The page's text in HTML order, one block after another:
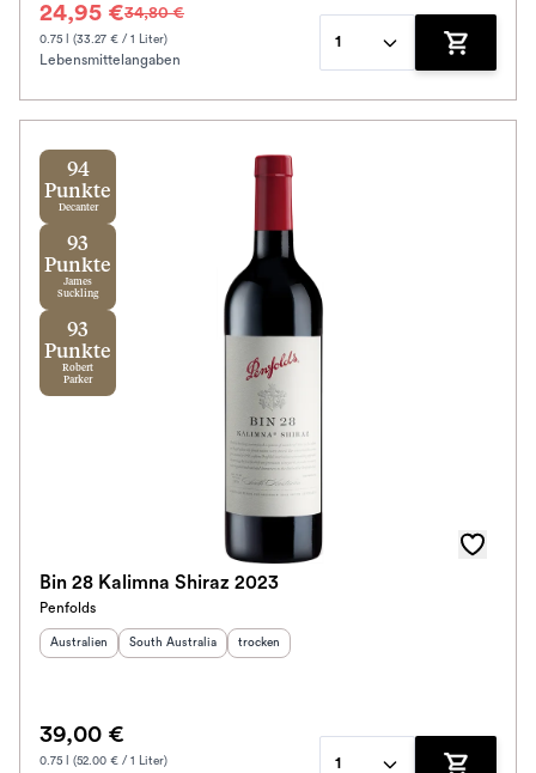
24,95 €34,80 €
0.75 l (33.27 € / 1 Liter)
Lebensmittelangaben
1
Zum
94
Punkte
Decanter
93
Punkte
James
Suckling
93
Punkte
Robert
Parker
Bin 28 Kalimna Shiraz 2023
Penfolds
Herkunftsland :
Australien Herkunftsregion
South Australia Geschmack
trocken
39,00 €
0.75 l (52.00 € / 1 Liter)
1